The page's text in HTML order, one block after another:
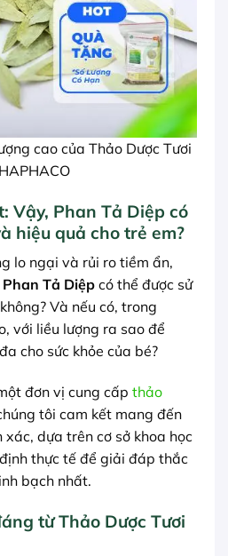
cao của Thảo Dược Tươi
Vậy, Phan Tả Diệp có
hiệu quả cho trẻ em?
lo ngại và rủi ro tiềm ẩn,
Phan Tả Diệp có thể được sử
Và nếu có, trong
với liều lượng ra sao để
cho sức khỏe của bé?
đơn vị cung cấp thảo
tôi cam kết mang đến
dựa trên cơ sở khoa học
thực tế để giải đáp thắc
bạch nhất.
từ Thảo Dược Tươi